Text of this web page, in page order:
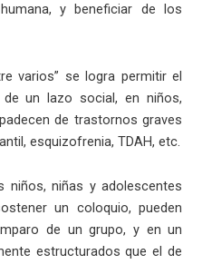
y beneficiar de los
varios” se logra permitir el
un lazo social, en niños,
de trastornos graves
esquizofrenia, TDAH, etc.
niños, niñas y adolescentes
un coloquio, pueden
de un grupo, y en un
estructurados que el de